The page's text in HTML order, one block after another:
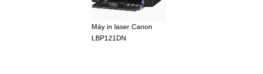
Máy in laser Canon
LBP121DN